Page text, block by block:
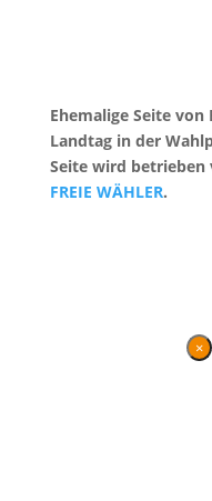
Ehemalige Seite von
Landtag in der
Seite wird betrieben
FREIE WÄHLER.
×